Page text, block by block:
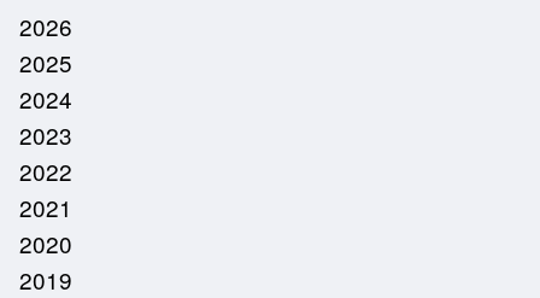
2026
2025
2024
2023
2022
2021
2020
2019